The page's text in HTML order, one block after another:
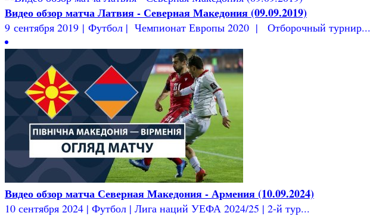
Видео обзор матча Латвия - Северная Македония (09.09.2019)
9 сентября 2019 | Футбол | Чемпионат Европы 2020 | Отборочный турнир...
Видео обзор матча Северная Македония - Армения (10.09.2024)
10 сентября 2024 | Футбол | Лига наций УЕФА 2024/25 | 2-й тур...